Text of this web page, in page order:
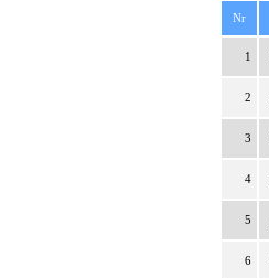
Nr
1
2
3
4
5
6